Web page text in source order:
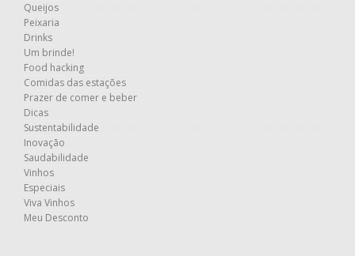
Queijos
Peixaria
Drinks
Um brinde!
Food hacking
Comidas das estações
Prazer de comer e beber
Dicas
Sustentabilidade
Inovação
Saudabilidade
Vinhos
Especiais
Viva Vinhos
Meu Desconto